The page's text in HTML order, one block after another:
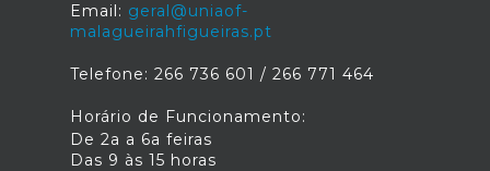
Email: geral@uniaof-
malagueirahfigueiras.pt
Telefone: 266 736 601 / 266 771 464
Horário de Funcionamento:
De 2a a 6a feiras
Das 9 às 15 horas